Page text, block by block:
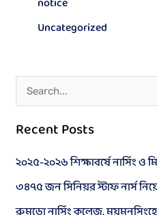
Uncategorized
a
r
c
Recent Posts
২০২৫-২০২৬ শিক্ষাবর্ষে নার্সিং ও
৩৪৭৫ জন সিনিয়র স্টাফ নার্স